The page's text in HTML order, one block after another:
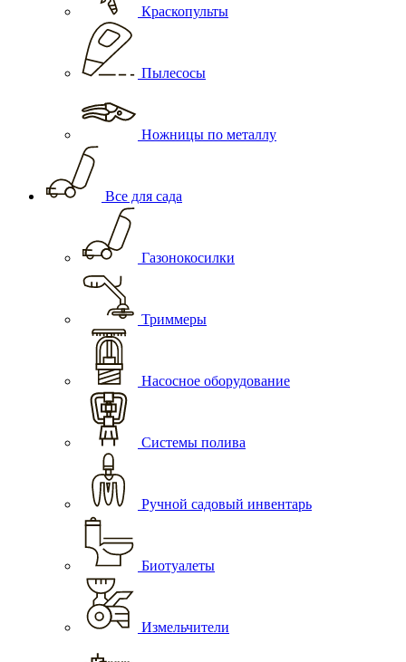
Краскопульты
Пылесосы
Ножницы по металлу
Все для сада
Газонокосилки
Триммеры
Насосное оборудование
Системы полива
Ручной садовый инвентарь
Биотуалеты
Измельчители